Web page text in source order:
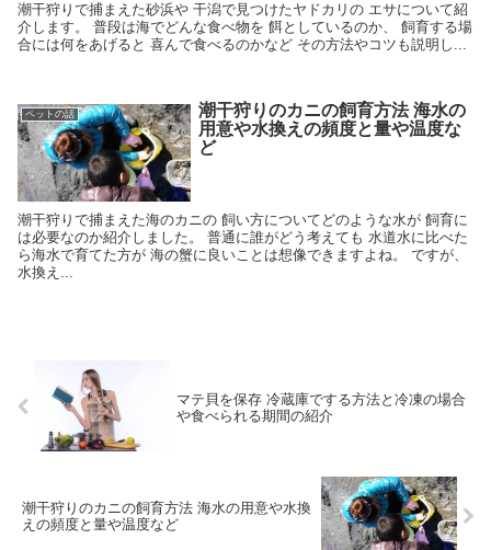
潮干狩りで捕まえた砂浜や 干潟で見つけたヤドカリの エサについて紹
介します。 普段は海でどんな食べ物を 餌としているのか、 飼育する場
合には何をあげると 喜んで食べるのかなど その方法やコツも説明し...
ペットの話
潮干狩りのカニの飼育方法 海水の
用意や水換えの頻度と量や温度な
ど
潮干狩りで捕まえた海のカニの 飼い方についてどのような水が 飼育に
は必要なのか紹介しました。 普通に誰がどう考えても 水道水に比べた
ら海水で育てた方が 海の蟹に良いことは想像できますよね。 ですが、
水換え...
マテ貝を保存 冷蔵庫でする方法と冷凍の場合
や食べられる期間の紹介
潮干狩りのカニの飼育方法 海水の用意や水換
えの頻度と量や温度など